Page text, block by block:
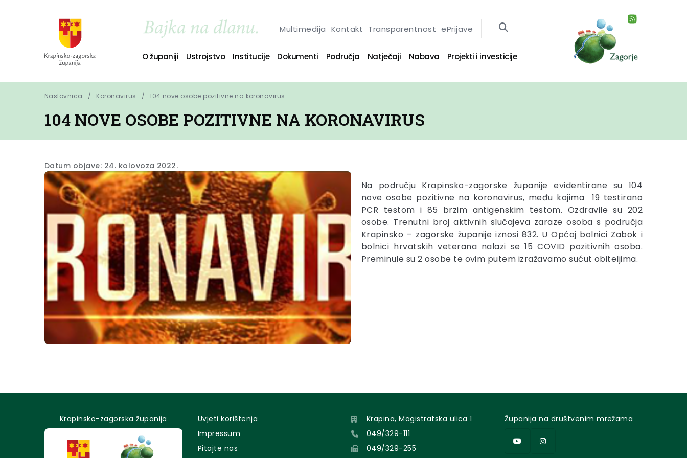
Multimedija Kontakt Transparentnost ePrijave
O županiji Ustrojstvo Institucije Dokumenti Područja Natječaji Nabava Projekti i investicije
Naslovnica Koronavirus 104 nove osobe pozitivne na koronavirus
104 NOVE OSOBE POZITIVNE NA KORONAVIRUS
Datum objave: 24. kolovoza 2022.
Na području Krapinsko-zagorske županije evidentirane su 104
nove osobe pozitivne na koronavirus, među kojima 19 testirano
PCR testom i 85 brzim antigenskim testom. Ozdravile su 202
osobe. Trenutni broj aktivnih slučajeva zaraze osoba s područja
Krapinsko – zagorske županije iznosi 832. U Općoj bolnici Zabok i
bolnici hrvatskih veterana nalazi se 15 COVID pozitivnih osoba.
Preminule su 2 osobe te ovim putem izražavamo sućut obiteljima.
Krapinsko-zagorska županija
Uvjeti korištenja
Impressum
Pitajte nas
Krapina, Magistratska ulica 1
049/329-111
049/329-255
Županija na društvenim mrežama